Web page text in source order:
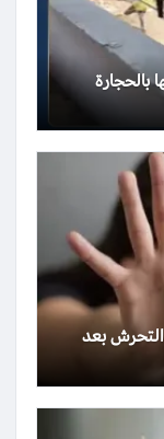
بالحجارة
بعد